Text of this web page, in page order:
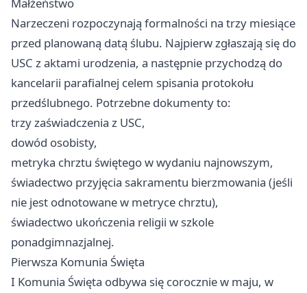
Małżeństwo
Narzeczeni rozpoczynają formalności na trzy miesiące
przed planowaną datą ślubu. Najpierw zgłaszają się do
USC z aktami urodzenia, a następnie przychodzą do
kancelarii parafialnej celem spisania protokołu
przedślubnego. Potrzebne dokumenty to:
trzy zaświadczenia z USC,
dowód osobisty,
metryka chrztu świętego w wydaniu najnowszym,
świadectwo przyjęcia sakramentu bierzmowania (jeśli
nie jest odnotowane w metryce chrztu),
świadectwo ukończenia religii w szkole
ponadgimnazjalnej.
Pierwsza Komunia Święta
I Komunia Święta odbywa się corocznie w maju, w